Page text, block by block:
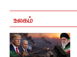
உலகம்